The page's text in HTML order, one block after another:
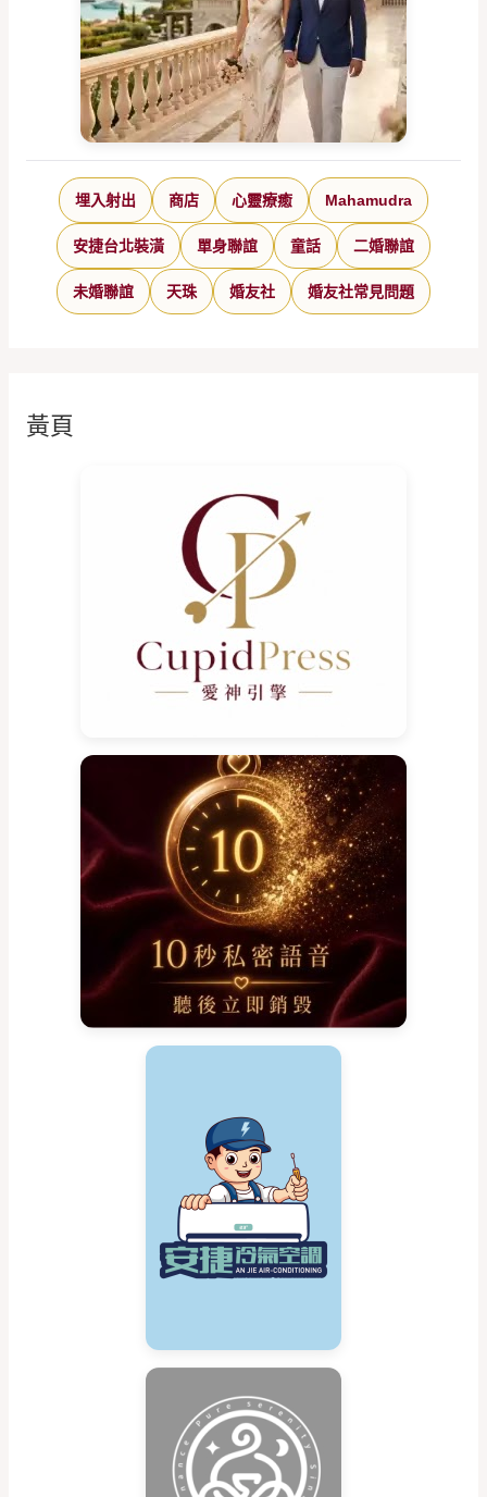
埋入射出 商店 心靈療癒 Mahamudra
安捷台北裝潢 單身聯誼 童話 二婚聯誼
未婚聯誼 天珠 婚友社 婚友社常見問題
黃頁